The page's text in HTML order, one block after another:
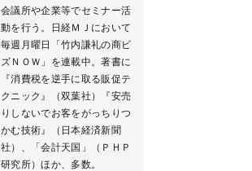
会議所や企業等でセミナー活
動を行う。日経ＭＪにおいて
毎週月曜日「竹内謙礼の商ビ
ズＮＯＷ」を連載中。著書に
『消費税を逆手に取る販促テ
クニック』（双葉社）『安売
りしないでお客をがっちりつ
かむ技術』（日本経済新聞
社）、「会計天国」（ＰＨＰ
研究所）ほか、多数。